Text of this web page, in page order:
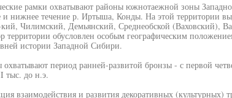
рамки охватывают районы южнотаежной зоны
и нижнее течение р. Иртыша, Конды. На этой территории
Чилимский, Демьянский, Среднеобской (Ваховский),
обусловлен особым географическим
истории Западной Сибири.
период ранней-развитой бронзы - с первой
тыс. до н.э.
взаимодействия и развития декоративных (культурных)